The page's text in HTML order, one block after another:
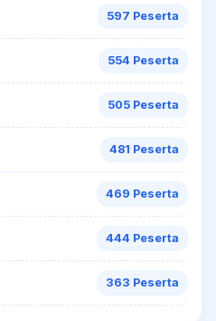
597 Peserta
554 Peserta
505 Peserta
481 Peserta
469 Peserta
444 Peserta
363 Peserta